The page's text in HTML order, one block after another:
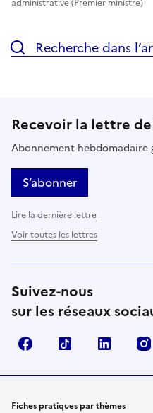
administrative (Premier ministre)
Recherche dans
Recevoir la lettre
Abonnement hebdomadaire
S’abonner
Lire la dernière lettre
Voir toutes les lettres
Suivez-nous
sur les réseaux
FacebookTikTok
Fiches pratiques par thèmes